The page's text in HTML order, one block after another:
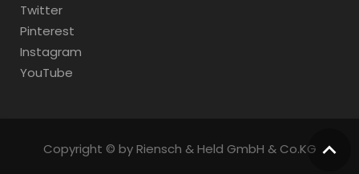
Twitter
Pinterest
Instagram
YouTube
Copyright © by Riensch & Held GmbH & Co.KG